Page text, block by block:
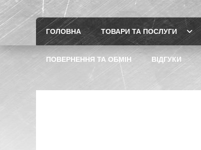
ГОЛОВНА ТОВАРИ ТА ПОСЛУГИ
ПОВЕРНЕННЯ ТА ОБМІН ВІДГУКИ